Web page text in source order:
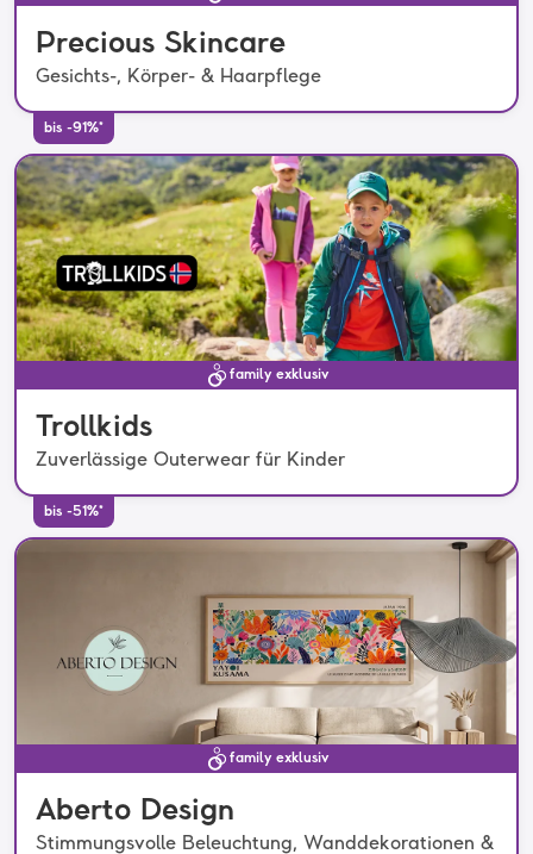
Precious Skincare
Gesichts-, Körper- & Haarpflege
bis -91%*
family exklusiv
Trollkids
Zuverlässige Outerwear für Kinder
bis -51%*
family exklusiv
Aberto Design
Stimmungsvolle Beleuchtung, Wanddekorationen &